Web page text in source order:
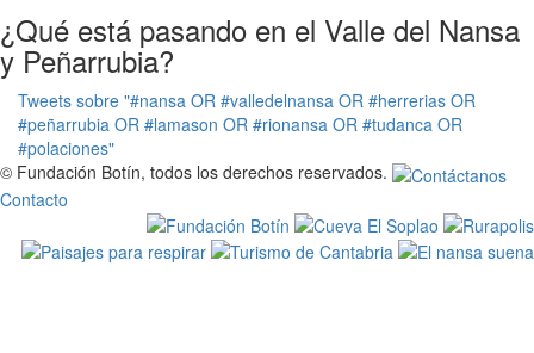
¿Qué está pasando en el Valle del Nansa
y Peñarrubia?
Tweets sobre "#nansa OR #valledelnansa OR #herrerias OR
#peñarrubia OR #lamason OR #rionansa OR #tudanca OR
#polaciones"
© Fundación Botín, todos los derechos reservados.
Contacto